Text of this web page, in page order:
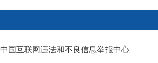
中国互联网违法和不良信息举报中心